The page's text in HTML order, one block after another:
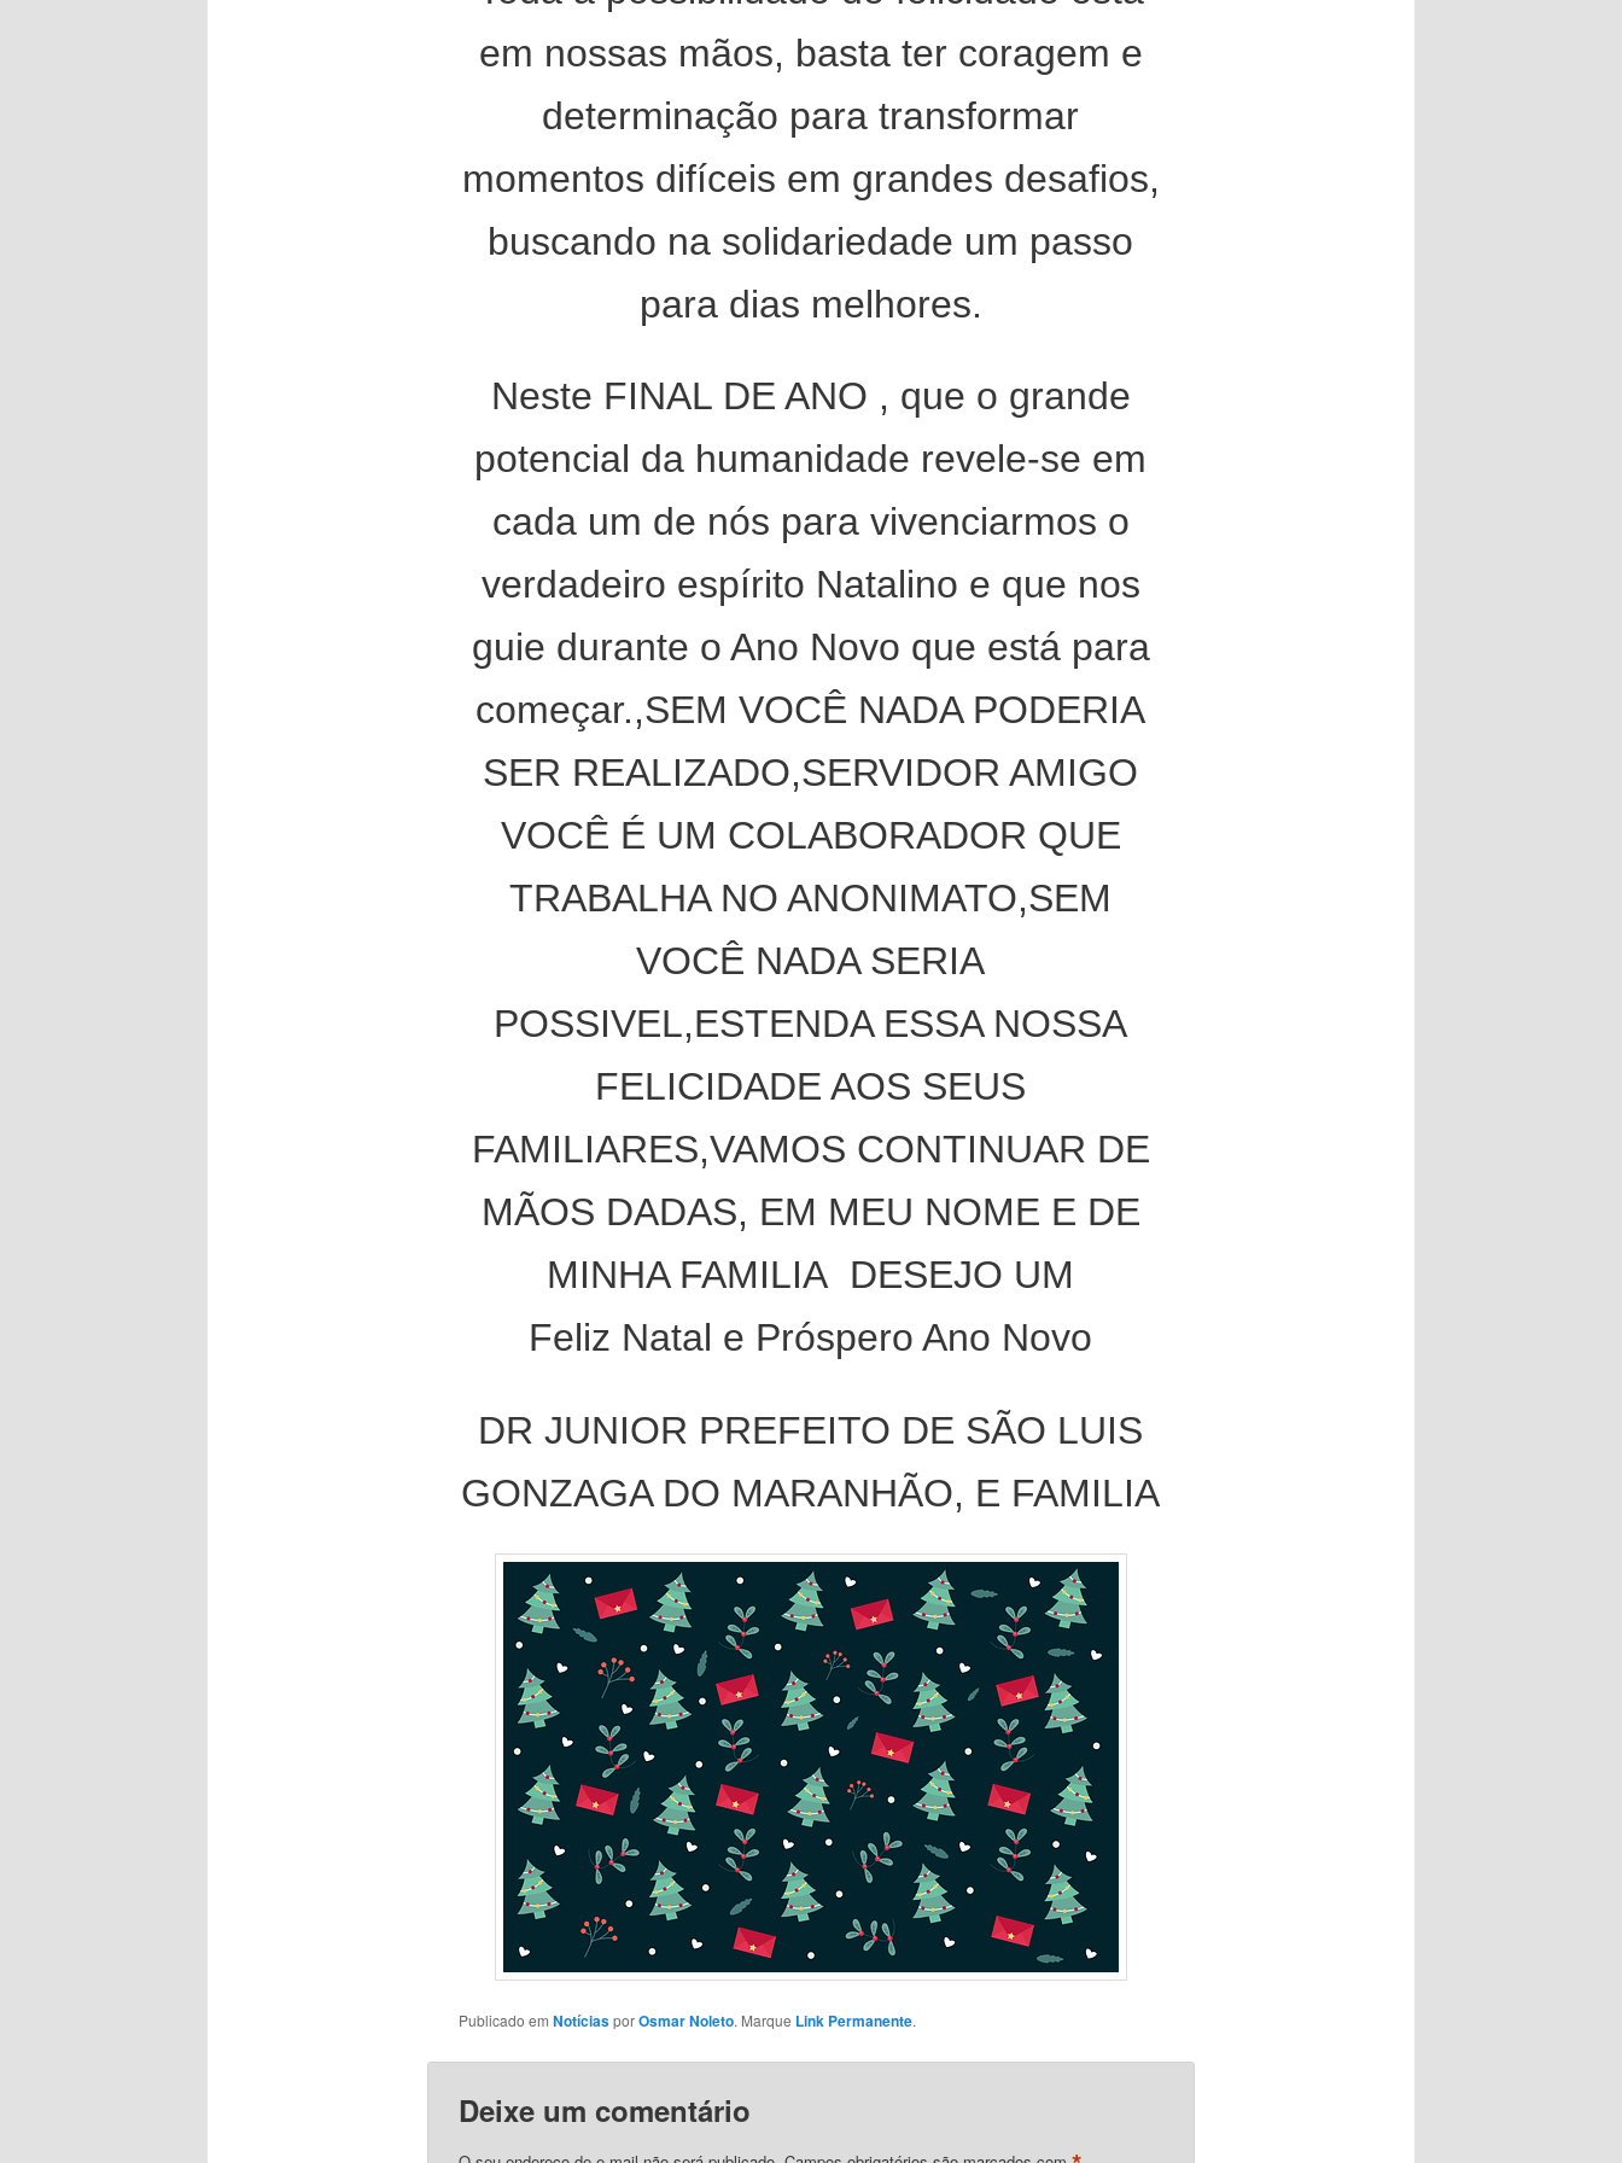
em nossas mãos, basta ter coragem e
determinação para transformar
momentos difíceis em grandes desafios,
buscando na solidariedade um passo
para dias melhores.
Neste FINAL DE ANO , que o grande
potencial da humanidade revele-se em
cada um de nós para vivenciarmos o
verdadeiro espírito Natalino e que nos
guie durante o Ano Novo que está para
começar.,SEM VOCÊ NADA PODERIA
SER REALIZADO,SERVIDOR AMIGO
VOCÊ É UM COLABORADOR QUE
TRABALHA NO ANONIMATO,SEM
VOCÊ NADA SERIA
POSSIVEL,ESTENDA ESSA NOSSA
FELICIDADE AOS SEUS
FAMILIARES,VAMOS CONTINUAR DE
MÃOS DADAS, EM MEU NOME E DE
MINHA FAMILIA DESEJO UM
Feliz Natal e Próspero Ano Novo
DR JUNIOR PREFEITO DE SÃO LUIS
GONZAGA DO MARANHÃO, E FAMILIA
Publicado em NotíciasporOsmar Noleto. Marque Link Permanente.
Deixe um comentário